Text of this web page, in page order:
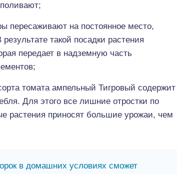
пересаживают на постоянное место,
такой посадки растения
передает в надземную часть
томата ампельный Тигровый содержит
Для этого все лишние отростки по
растения приносят большие урожаи, чем
в домашних условиях сможет